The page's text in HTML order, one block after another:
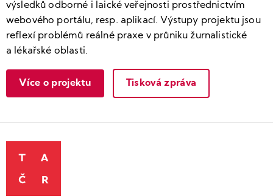
výsledků odborné i laické veřejnosti prostřednictvím
webového portálu, resp. aplikací. Výstupy projektu jsou
reflexí problémů reálné praxe v průniku žurnalistické
a lékařské oblasti.
Více o projektu Tisková zpráva